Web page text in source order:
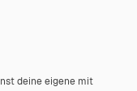
deine eigene mit